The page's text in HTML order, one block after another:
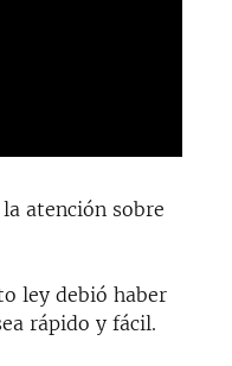
atención sobre
ley debió haber
rápido y fácil.